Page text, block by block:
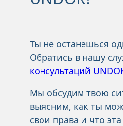
Ты не останешься
Обратись в нашу
консультаций
Мы обсудим твою
выясним, как ты
свои права и что